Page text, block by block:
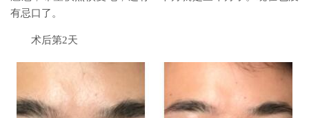
有忌口了。
术后第2天